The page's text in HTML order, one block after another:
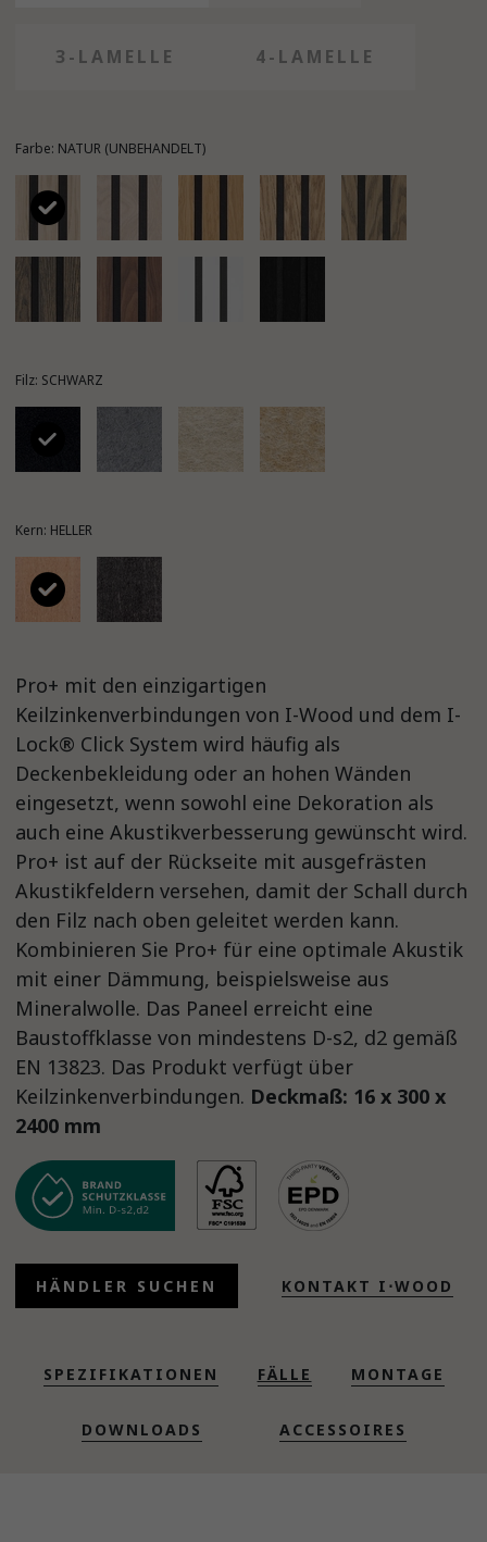
3-LAMELLE 4-LAMELLE
Farbe: NATUR (UNBEHANDELT)
Filz: SCHWARZ
Kern: HELLER
Pro+ mit den einzigartigen
Keilzinkenverbindungen von I-Wood und dem I-
Lock® Click System wird häufig als
Deckenbekleidung oder an hohen Wänden
eingesetzt, wenn sowohl eine Dekoration als
auch eine Akustikverbesserung gewünscht wird.
Pro+ ist auf der Rückseite mit ausgefrästen
Akustikfeldern versehen, damit der Schall durch
den Filz nach oben geleitet werden kann.
Kombinieren Sie Pro+ für eine optimale Akustik
mit einer Dämmung, beispielsweise aus
Mineralwolle. Das Paneel erreicht eine
Baustoffklasse von mindestens D-s2, d2 gemäß
EN 13823. Das Produkt verfügt über
Keilzinkenverbindungen. Deckmaß: 16 x 300 x
2400 mm
HÄNDLER SUCHEN KONTAKT I⋅WOOD
SPEZIFIKATIONEN FÄLLE MONTAGE
DOWNLOADS ACCESSOIRES